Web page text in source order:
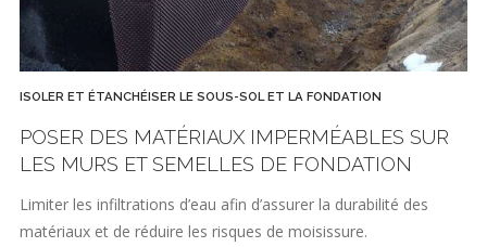
ISOLER ET ÉTANCHÉISER LE SOUS-SOL ET LA FONDATION
POSER DES MATÉRIAUX IMPERMÉABLES SUR
LES MURS ET SEMELLES DE FONDATION
Limiter les infiltrations d’eau afin d’assurer la durabilité des
matériaux et de réduire les risques de moisissure.